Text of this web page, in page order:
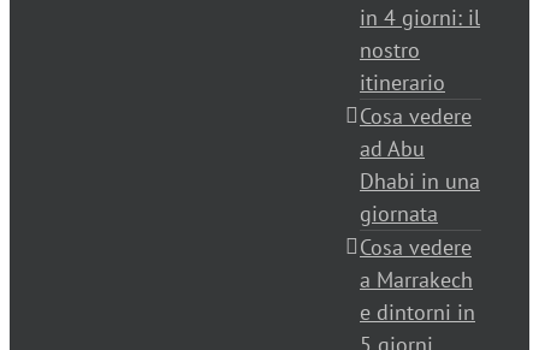
in 4 giorni: il
nostro
itinerario
Cosa vedere
ad Abu
Dhabi in una
giornata
Cosa vedere
a Marrakech
e dintorni in